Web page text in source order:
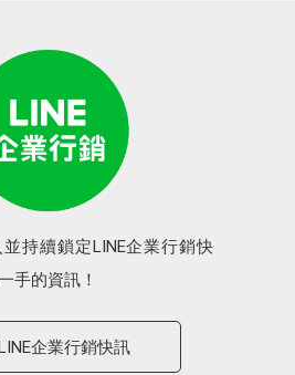
持續鎖定LINE企業行銷快
手的資訊！
企業行銷快訊